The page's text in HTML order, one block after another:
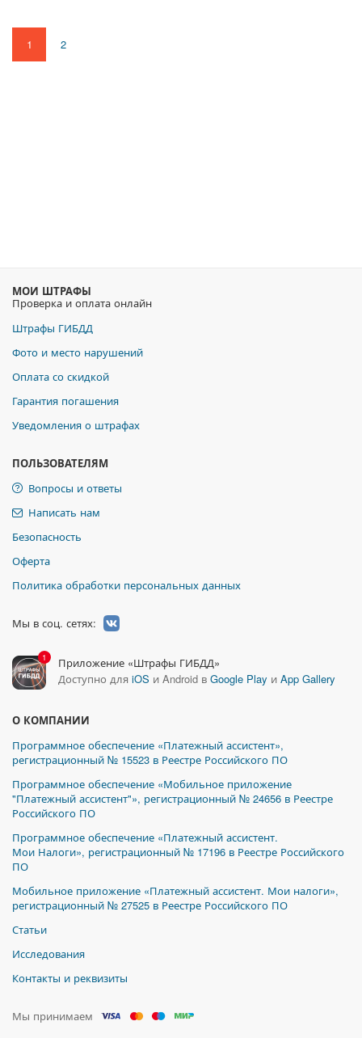
1 2
МОИ ШТРАФЫ
Проверка и оплата онлайн
Штрафы ГИБДД
Фото и место нарушений
Оплата со скидкой
Гарантия погашения
Уведомления о штрафах
ПОЛЬЗОВАТЕЛЯМ
Вопросы и ответы
Написать нам
Безопасность
Оферта
Политика обработки персональных данных
Мы в соц. сетях:
1
Приложение «Штрафы ГИБДД»
Доступно для iOS и Android в Google Play и App Gallery
О КОМПАНИИ
Программное обеспечение «Платежный ассистент»,
регистрационный № 15523 в Реестре Российского ПО
Программное обеспечение «Мобильное приложение
"Платежный ассистент"», регистрационный № 24656 в Реестре
Российского ПО
Программное обеспечение «Платежный ассистент.
Мои Налоги», регистрационный № 17196 в Реестре Российского
ПО
Мобильное приложение «Платежный ассистент. Мои налоги»,
регистрационный № 27525 в Реестре Российского ПО
Статьи
Исследования
Контакты и реквизиты
Мы принимаем